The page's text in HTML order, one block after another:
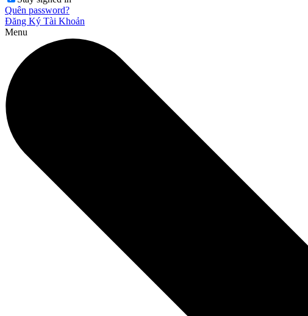
Quên password?
Đăng Ký Tài Khoản
Menu